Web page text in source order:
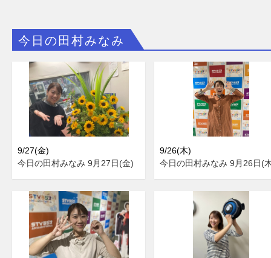
今日の田村みなみ
9/27(金)
今日の田村みなみ 9月27日(金)
9/26(木)
今日の田村みなみ 9月26日(